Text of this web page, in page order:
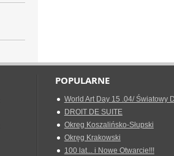
POPULARNE
World Art Day 15 .04/ Światowy
DROIT DE SUITE
Okreg Koszalińsko-Słupski
Okręg Krakowski
100 lat... i Nowe Otwarcie!!!